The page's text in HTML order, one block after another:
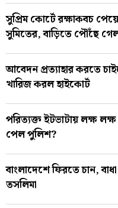
সুপ্রিম কোর্টে রক্ষাকবচ
সুমিতের, বাড়িতে পৌঁছে
আবেদন প্রত্যাহার করতে
খারিজ করল হাইকোর্ট
পরিত্যক্ত ইটভাটায় লক্ষ
পেল পুলিশ?
বাংলাদেশে ফিরতে চান,
তসলিমা